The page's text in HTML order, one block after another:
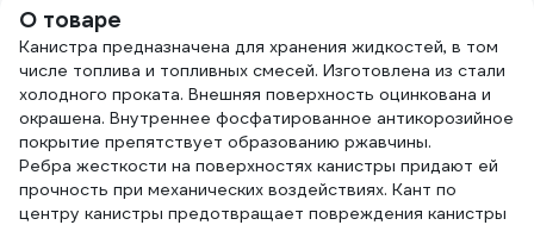
О товаре
Канистра предназначена для хранения жидкостей, в том
числе топлива и топливных смесей. Изготовлена из стали
холодного проката. Внешняя поверхность оцинкована и
окрашена. Внутреннее фосфатированное антикорозийное
покрытие препятствует образованию ржавчины.
Ребра жесткости на поверхностях канистры придают ей
прочность при механических воздействиях. Кант по
центру канистры предотвращает повреждения канистры